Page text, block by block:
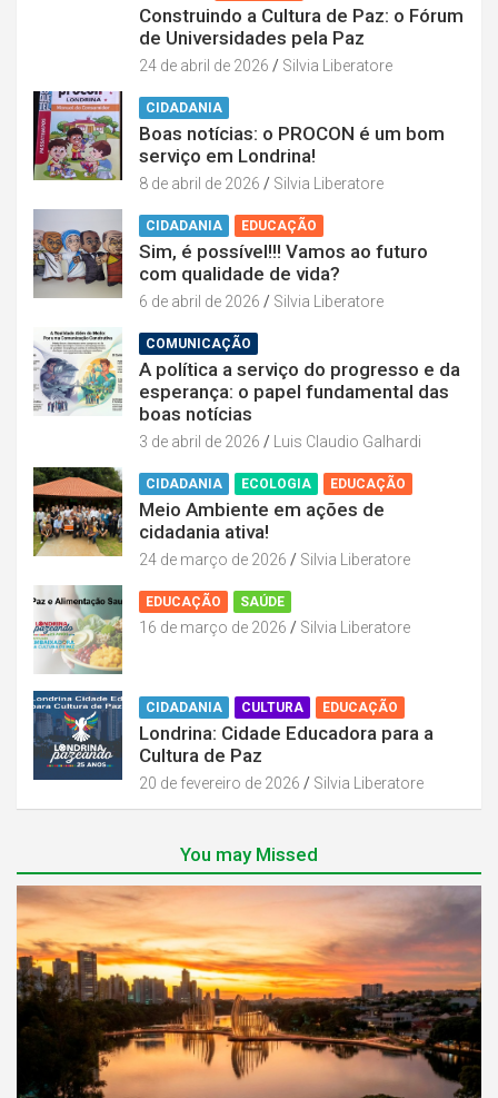
Construindo a Cultura de Paz: o Fórum
de Universidades pela Paz
24 de abril de 2026 Silvia Liberatore
CIDADANIA
Boas notícias: o PROCON é um bom
serviço em Londrina!
8 de abril de 2026 Silvia Liberatore
CIDADANIA EDUCAÇÃO
Sim, é possível!!! Vamos ao futuro
com qualidade de vida?
6 de abril de 2026 Silvia Liberatore
COMUNICAÇÃO
A política a serviço do progresso e da
esperança: o papel fundamental das
boas notícias
3 de abril de 2026 Luis Claudio Galhardi
CIDADANIA ECOLOGIA EDUCAÇÃO
Meio Ambiente em ações de
cidadania ativa!
24 de março de 2026 Silvia Liberatore
EDUCAÇÃO SAÚDE
16 de março de 2026 Silvia Liberatore
CIDADANIA CULTURA EDUCAÇÃO
Londrina: Cidade Educadora para a
Cultura de Paz
20 de fevereiro de 2026 Silvia Liberatore
You may Missed